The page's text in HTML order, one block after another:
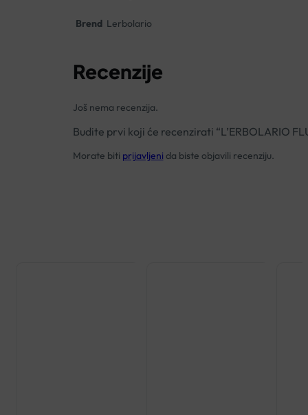
Brend Lerbolario
Recenzije
Još nema recenzija.
Budite prvi koji će recenzirati “L’ERBOLARIO
Morate biti prijavljeni da biste objavili recenziju.